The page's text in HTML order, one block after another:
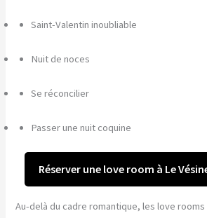
Saint-Valentin inoubliable
Nuit de noces
Se réconcilier
Passer une nuit coquine
Réserver une love room à Le
Au-delà du cadre romantique, les love